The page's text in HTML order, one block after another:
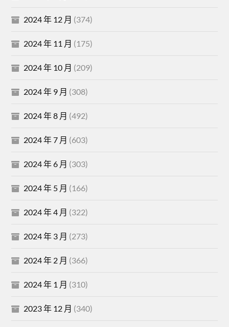
2024 年 12 月 (374)
2024 年 11 月 (175)
2024 年 10 月 (209)
2024 年 9 月 (308)
2024 年 8 月 (492)
2024 年 7 月 (603)
2024 年 6 月 (303)
2024 年 5 月 (166)
2024 年 4 月 (322)
2024 年 3 月 (273)
2024 年 2 月 (366)
2024 年 1 月 (310)
2023 年 12 月 (340)